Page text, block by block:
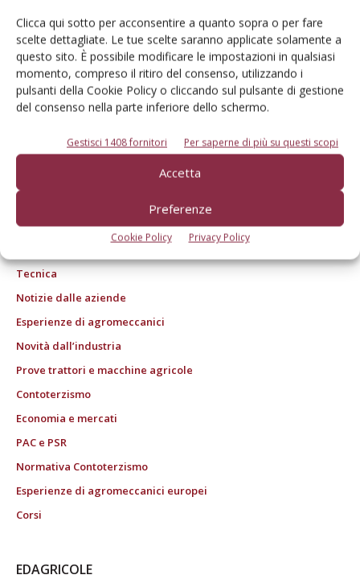
Clicca qui sotto per acconsentire a quanto sopra o per fare
scelte dettagliate. Le tue scelte saranno applicate solamente a
questo sito. È possibile modificare le impostazioni in qualsiasi
momento, compreso il ritiro del consenso, utilizzando i
pulsanti della Cookie Policy o cliccando sul pulsante di gestione
del consenso nella parte inferiore dello schermo.
Gestisci 1408 fornitori Per saperne di più su questi scopi
Accetta
Preferenze
Cookie Policy Privacy Policy
© Tecniche Nuove Spa. Tutti i diritti riservati. Sede legale Via Eritrea 21 -
20157 Milano | Codice fiscale, Partita IVA e Iscrizione al Registro delle
imprese di Milano: 00753480151
registrata presso il Tribunale di Bologna n. 6111 del 12/06/1992)
ROC "Poste italiane Spa sped. Abbonamento Postale DL 353/2003 conv. L.
27/02/2004 n. 46, art.1c.1: DCB Bologna" ROC n. 24344 dell'11 marzo 2014
Tecnica
Notizie dalle aziende
Esperienze di agromeccanici
Novità dall’industria
Prove trattori e macchine agricole
Contoterzismo
Economia e mercati
PAC e PSR
Normativa Contoterzismo
Esperienze di agromeccanici europei
Corsi
EDAGRICOLE